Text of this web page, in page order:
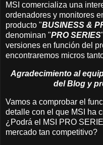
MSI comercializa una
ordenadores y monitores
producto "BUSINESS &
denominan "PRO SERIES
versiones en función del
encontraremos micros
Agradecimiento al
del Blog y
Vamos a comprobar el
detalle con el que MSI ha
¿Podrá el MSI PRO
mercado tan competitivo?